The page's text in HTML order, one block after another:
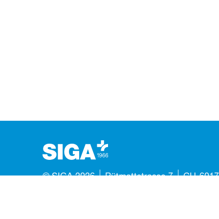
© SIGA 2026 Rütmattstrasse 7 CH-